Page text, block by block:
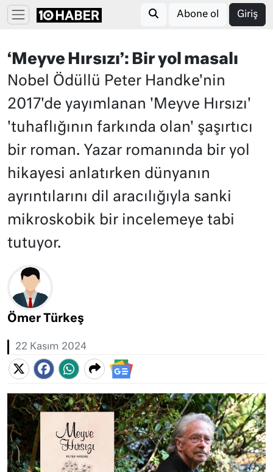
Abone ol Giriş
‘Meyve Hırsızı’: Bir yol masalı
Nobel Ödüllü Peter Handke'nin
2017'de yayımlanan 'Meyve Hırsızı'
'tuhaflığının farkında olan' şaşırtıcı
bir roman. Yazar romanında bir yol
hikayesi anlatırken dünyanın
ayrıntılarını dil aracılığıyla sanki
mikroskobik bir incelemeye tabi
tutuyor.
Ömer Türkeş
22 Kasım 2024